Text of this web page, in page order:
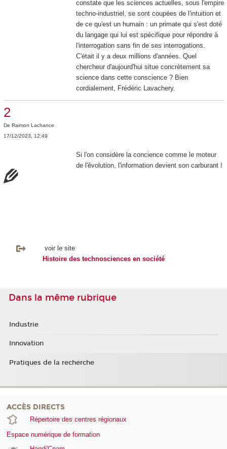
constate que les sciences actuelles, sous l'empire
techno-industriel, se sont coupées de l'intuition et
de ce qu'est un humain : un primate qui s'est doté
du langage qui lui est spécifique pour répondre à
l'interrogation sans fin de ses interrogations.
C'était il y a deux millions d'années. Quel
chercheur d'aujourd'hui situe concrètement sa
science dans cette conscience ? Bien
cordialement, Frédéric Lavachery.
2
De Raimon Lachance
17/12/2023, 12:49
Si l'on considère la concience comme le moteur
de l'êvolution, l'information devient son carburant !
voir le site
Histoire des technosciences en société
Dans la même rubrique
Industrie
Innovation
Pratiques de la recherche
ACCÈS DIRECTS
Répertoire des centres régionaux
Espace numérique de formation